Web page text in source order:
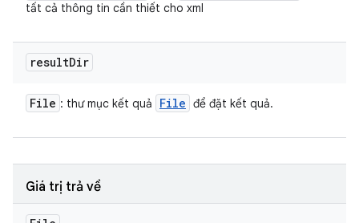
tất cả thông tin cần thiết cho xml
resultDir
File : thư mục kết quả File để đặt kết quả.
Giá trị trả về